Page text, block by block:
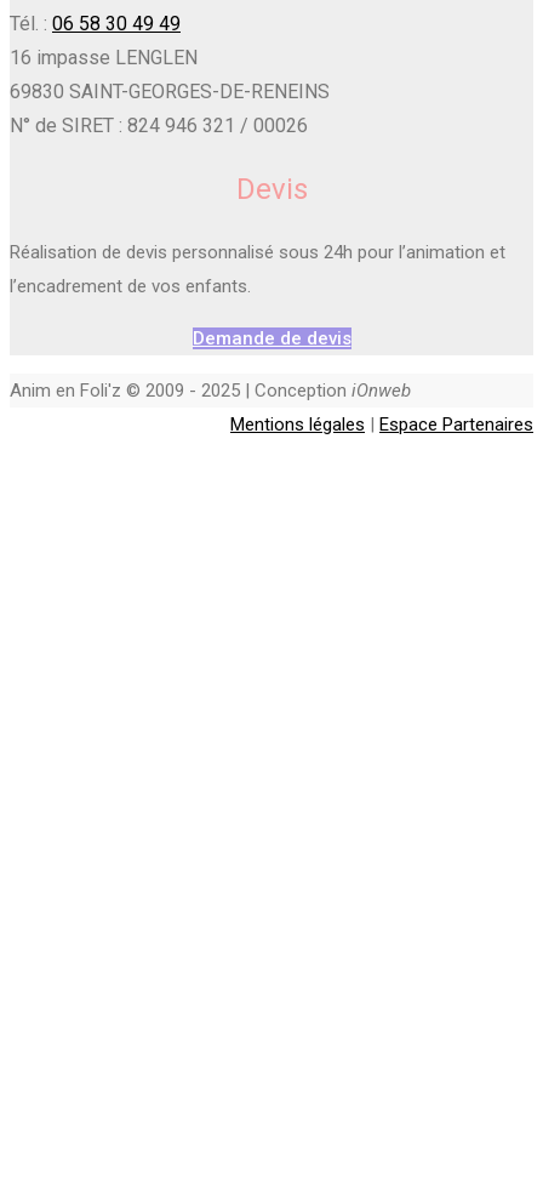
Tél. : 06 58 30 49 49
16 impasse LENGLEN
69830 SAINT-GEORGES-DE-RENEINS
N° de SIRET : 824 946 321 / 00026
Devis
Réalisation de devis personnalisé sous 24h pour l’animation et
l’encadrement de vos enfants.
Demande de devis
Anim en Foli'z © 2009 - 2025 | Conception iOnweb
Mentions légales | Espace Partenaires